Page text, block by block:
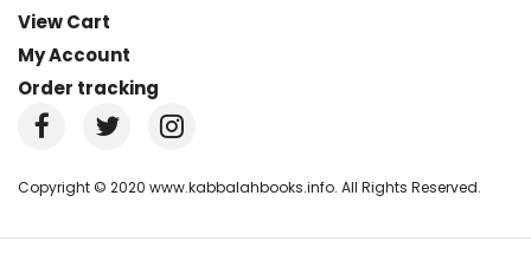
View Cart
My Account
Order tracking
Copyright © 2020 www.kabbalahbooks.info. All Rights Reserved.